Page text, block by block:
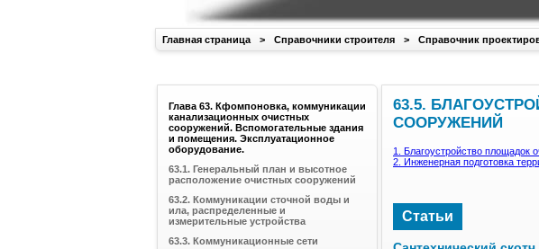
Главная страница > Справочники строителя > Справочник
63.5.
СООРУЖЕНИЙ
1. Благоустройство площадок
2. Инженерная подготовка
Статьи
Глава 63. Кфомпоновка, коммуникации
канализационных очистных
сооружений. Вспомогательные здания
и помещения. Эксплуатационное
оборудование.
63.1. Генеральный план и высотное
расположение очистных сооружений
63.2. Коммуникации сточной воды и
ила, распределенные и
измерительные устройства
63.3. Коммуникационные сети